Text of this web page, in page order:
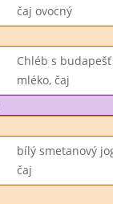
čaj ovocný
Chléb s
mléko, čaj
bílý smetanový
čaj